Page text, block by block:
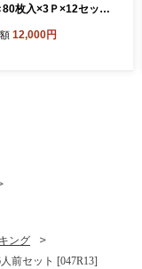
80枚入×3Ｐ×12セット
ウェットティッシュ
12,000円
ング
前セット [047R13]